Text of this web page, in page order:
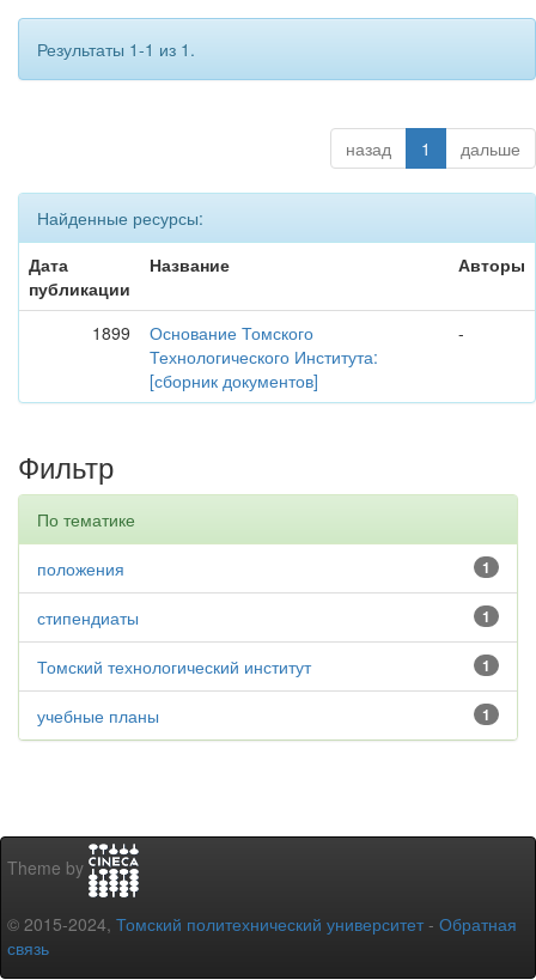
Результаты 1-1 из 1.
назад 1 дальше
Найденные ресурсы:
Дата
публикации
Название Авторы
1899
Основание Томского
Технологического Института:
[сборник документов]
-
Фильтр
По тематике
1
положения
1
стипендиаты
1
Томский технологический институт
1
учебные планы
Theme by
© 2015-2024, Томский политехнический университет - Обратная
связь